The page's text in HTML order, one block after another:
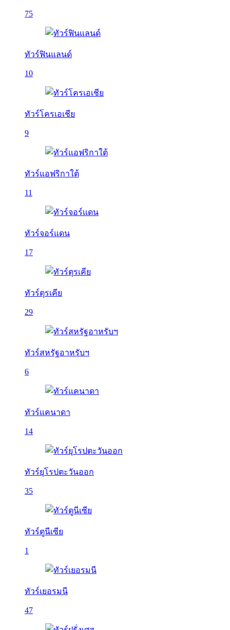
75
ทัวร์ฟินแลนด์
10
ทัวร์โครเอเชีย
9
ทัวร์แอฟริกาใต้
11
ทัวร์จอร์แดน
17
ทัวร์ตุรเคีย
29
ทัวร์สหรัฐอาหรับฯ
6
ทัวร์แคนาดา
14
ทัวร์ยุโรปตะวันออก
35
ทัวร์ตูนีเซีย
1
ทัวร์เยอรมนี
47